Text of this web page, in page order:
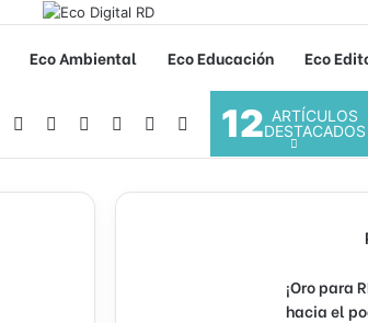
Eco Ambiental Eco Educación Eco
Facebook YouTubeInstagram
AccesoBuscar por
12 ARTÍCULOS
DESTACADOS
¡Oro para
hacia el